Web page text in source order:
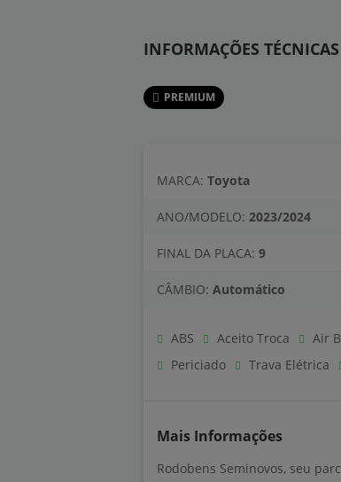
INFORMAÇÕES TÉCNICAS
PREMIUM
MARCA: Toyota
ANO/MODELO: 2023/2024
FINAL DA PLACA: 9
CÂMBIO: Automático
ABS Aceito Troca Air
Periciado
Trava Elétrica
Mais Informações
Rodobens Seminovos, seu